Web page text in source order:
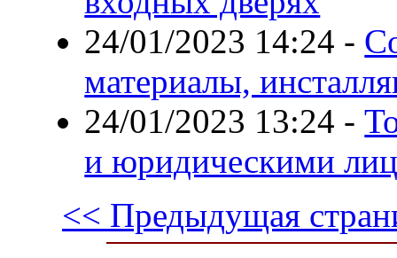
24/01/2023 14:24 -
материалы,
24/01/2023 13:24 -
и юридическими
<< Предыдущая